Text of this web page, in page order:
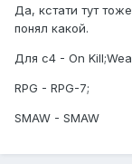
Да, кстати тут
понял какой.
Для c4 - On
RPG - RPG-7;
SMAW - SMAW